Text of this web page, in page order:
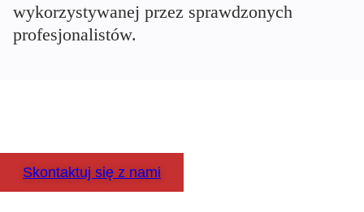
wykorzystywanej przez sprawdzonych
profesjonalistów.
Skontaktuj się z nami